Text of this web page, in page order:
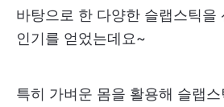
바탕으로 한 다양한 슬랩스틱을
인기를 얻었는데요~
특히 가벼운 몸을 활용해 슬랩